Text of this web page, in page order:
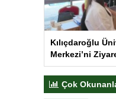
Kılıçdaroğlu
Merkezi’ni
Çok